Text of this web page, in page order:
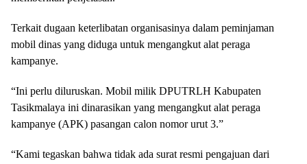
Terkait dugaan keterlibatan organisasinya dalam peminjaman
mobil dinas yang diduga untuk mengangkut alat peraga
kampanye.
“Ini perlu diluruskan. Mobil milik DPUTRLH Kabupaten
Tasikmalaya ini dinarasikan yang mengangkut alat peraga
kampanye (APK) pasangan calon nomor urut 3.”
“Kami tegaskan bahwa tidak ada surat resmi pengajuan dari